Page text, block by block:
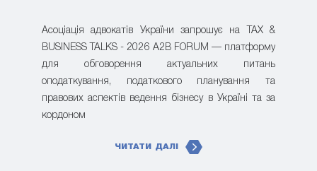
Асоціація адвокатів України запрошує на TAX &
BUSINESS TALKS - 2026 A2B FORUM — платформу
для обговорення актуальних питань
оподаткування, податкового планування та
правових аспектів ведення бізнесу в Україні та за
кордоном
ЧИТАТИ ДАЛІ